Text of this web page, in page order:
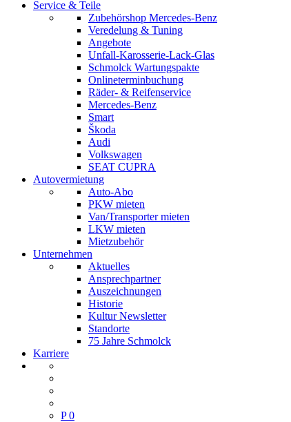
Service & Teile
Zubehörshop Mercedes-Benz
Veredelung & Tuning
Angebote
Unfall-Karosserie-Lack-Glas
Schmolck Wartungspakte
Onlineterminbuchung
Räder- & Reifenservice
Mercedes-Benz
Smart
Škoda
Audi
Volkswagen
SEAT CUPRA
Autovermietung
Auto-Abo
PKW mieten
Van/Transporter mieten
LKW mieten
Mietzubehör
Unternehmen
Aktuelles
Ansprechpartner
Auszeichnungen
Historie
Kultur Newsletter
Standorte
75 Jahre Schmolck
Karriere
P 0